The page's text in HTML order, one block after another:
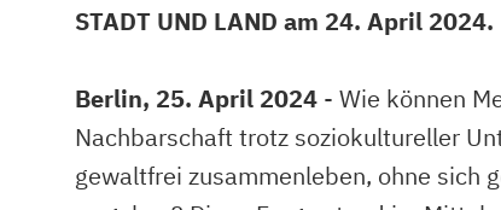
STADT UND LAND am 24. April 2024.
Berlin, 25. April 2024 - Wie können
Nachbarschaft trotz soziokultureller
gewaltfrei zusammenleben, ohne sich